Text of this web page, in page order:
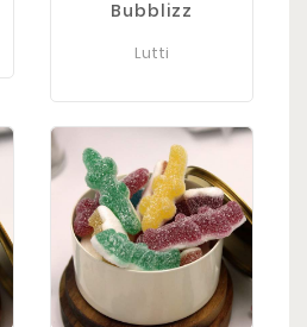
Bubblizz
Lutti